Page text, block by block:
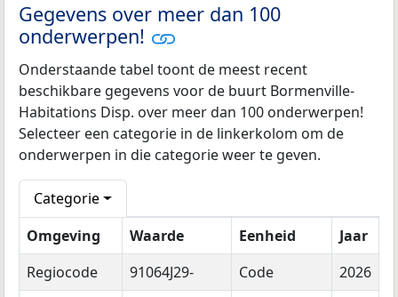
Gegevens over meer dan 100
onderwerpen!
Onderstaande tabel toont de meest recent
beschikbare gegevens voor de buurt Bormenville-
Habitations Disp. over meer dan 100 onderwerpen!
Selecteer een categorie in de linkerkolom om de
onderwerpen in die categorie weer te geven.
Categorie
Omgeving
Waarde Eenheid
Jaar
Regiocode
91064J29- Code 2026